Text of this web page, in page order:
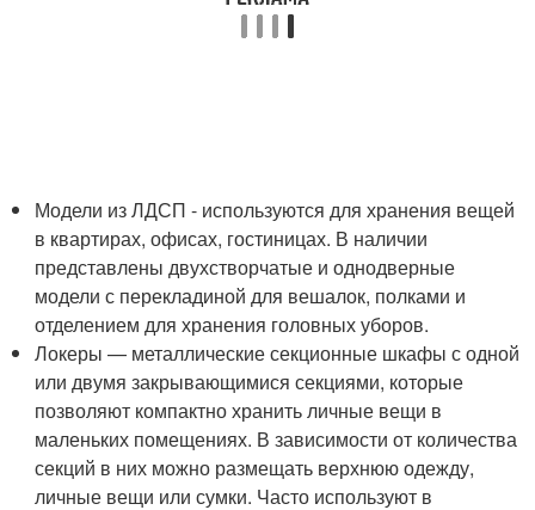
Модели из ЛДСП - используются для хранения вещей
в квартирах, офисах, гостиницах. В наличии
представлены двухстворчатые и однодверные
модели с перекладиной для вешалок, полками и
отделением для хранения головных уборов.
Локеры — металлические секционные шкафы с одной
или двумя закрывающимися секциями, которые
позволяют компактно хранить личные вещи в
маленьких помещениях. В зависимости от количества
секций в них можно размещать верхнюю одежду,
личные вещи или сумки. Часто используют в